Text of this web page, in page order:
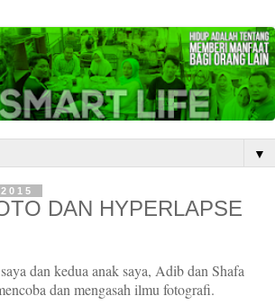
▼
DAN HYPERLAPSE
dan kedua anak saya, Adib dan Shafa
dan mengasah ilmu fotografi.